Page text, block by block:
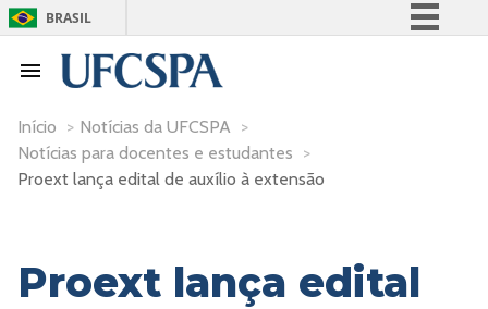
BRASIL
Acesso à informação
Início > Notícias da UFCSPA >
Notícias para docentes e estudantes >
Proext lança edital de auxílio à extensão
Proext lança edital